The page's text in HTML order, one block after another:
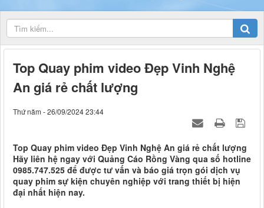
Top Quay phim video Đẹp Vinh Nghệ
An giá rẻ chất lượng
Thứ năm - 26/09/2024 23:44
Top Quay phim video Đẹp Vinh Nghệ An giá rẻ chất lượng
Hãy liên hệ ngay với Quảng Cáo Rồng Vàng qua số hotline
0985.747.525 để được tư vấn và báo giá trọn gói dịch vụ
quay phim sự kiện chuyên nghiệp với trang thiết bị hiện
đại nhất hiện nay.